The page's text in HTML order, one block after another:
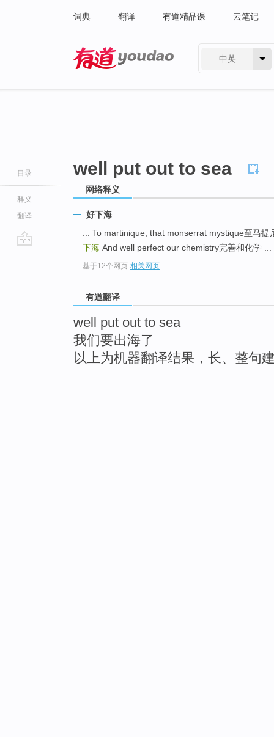
词典 翻译 有道精品课 云笔记
中英
目录
释义
翻译
well put out to sea
网络释义
好下海
... To martinique, that monserrat mystique至马
下海 And well perfect our chemistry完善和化学 ...
基于12个网页-相关网页
有道翻译
well put out to sea
我们要出海了
以上为机器翻译结果，长、整句